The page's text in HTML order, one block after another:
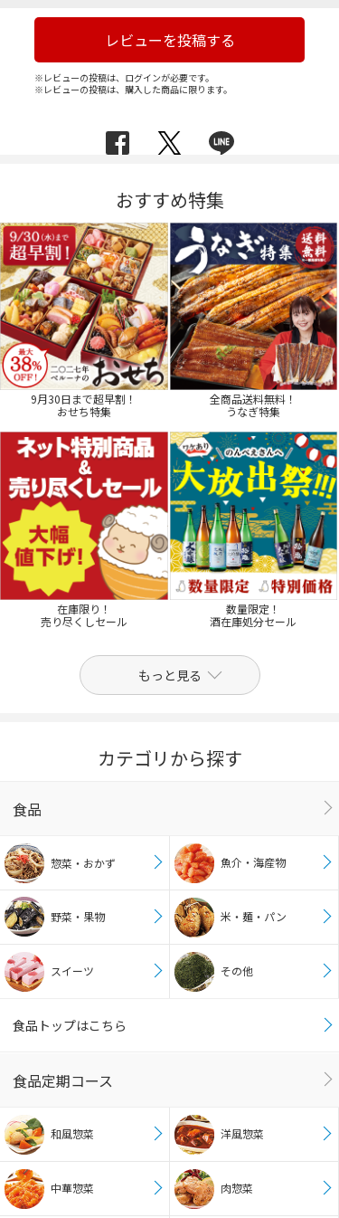
レビューを投稿する
※レビューの投稿は、ログインが必要です。
※レビューの投稿は、購入した商品に限ります。
おすすめ特集
9月30日まで超早割！
おせち特集
全商品送料無料！
うなぎ特集
在庫限り！
売り尽くしセール
数量限定！
酒在庫処分セール
もっと見る
カテゴリから探す
食品
惣菜・おかず 魚介・海産物
野菜・果物 米・麺・パン
スイーツ その他
食品トップはこちら
食品定期コース
和風惣菜 洋風惣菜
中華惣菜 肉惣菜